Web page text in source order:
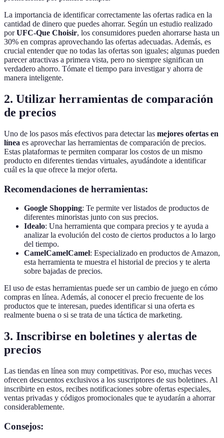
La importancia de identificar correctamente las ofertas radica en la
cantidad de dinero que puedes ahorrar. Según un estudio realizado
porUFC-Que Choisir, los consumidores pueden ahorrarse hasta un
30% en compras aprovechando las ofertas adecuadas. Además, es
crucial entender que no todas las ofertas son iguales; algunas pueden
parecer atractivas a primera vista, pero no siempre significan un
verdadero ahorro. Tómate el tiempo para investigar y ahorra de
manera inteligente.
2. Utilizar herramientas de comparación
de precios
Uno de los pasos más efectivos para detectar las mejores ofertas en
línea es aprovechar las herramientas de comparación de precios.
Estas plataformas te permiten comparar los costos de un mismo
producto en diferentes tiendas virtuales, ayudándote a identificar
cuál es la que ofrece la mejor oferta.
Recomendaciones de herramientas:
Google Shopping: Te permite ver listados de productos de
diferentes minoristas junto con sus precios.
Idealo: Una herramienta que compara precios y te ayuda a
analizar la evolución del costo de ciertos productos a lo largo
del tiempo.
CamelCamelCamel: Especializado en productos de Amazon,
esta herramienta te muestra el historial de precios y te alerta
sobre bajadas de precios.
El uso de estas herramientas puede ser un cambio de juego en cómo
compras en línea. Además, al conocer el precio frecuente de los
productos que te interesan, puedes identificar si una oferta es
realmente buena o si se trata de una táctica de marketing.
3. Inscribirse en boletines y alertas de
precios
Las tiendas en línea son muy competitivas. Por eso, muchas veces
ofrecen descuentos exclusivos a los suscriptores de sus boletines. Al
inscribirte en estos, recibes notificaciones sobre ofertas especiales,
ventas privadas y códigos promocionales que te ayudarán a ahorrar
considerablemente.
Consejos: